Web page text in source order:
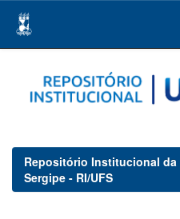
navigation
Repositório Institucional da
Sergipe - RI/UFS